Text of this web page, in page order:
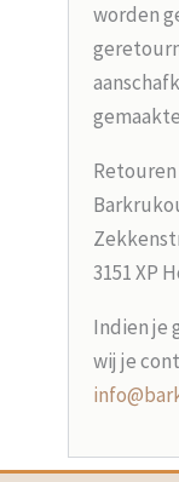
worden
Retouren
3151 XP
Indien je
wij je